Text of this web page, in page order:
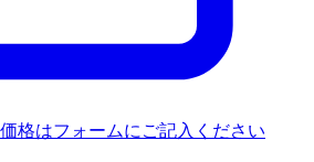
格はフォームにご記入ください